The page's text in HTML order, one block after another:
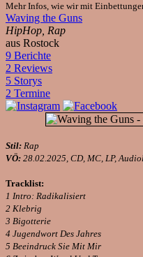
Mehr Infos, wie wir mit
Waving the Guns
HipHop, Rap
aus Rostock
9 Berichte
2 Reviews
5 Storys
2 Termine
Stil: Rap
VÖ: 28.02.2025, CD, MC, LP,
Tracklist:
1 Intro: Radikalisiert
2 Klebrig
3 Bigotterie
4 Jugendwort Des Jahres
5 Beeindruck Sie Mit Mir